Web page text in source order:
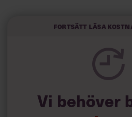
Mindre språk och lokala kulturer
engelskans världsdominans bryts.
och importerade proteinkällor
Calle
Fortsätt läsa
Vi behöver